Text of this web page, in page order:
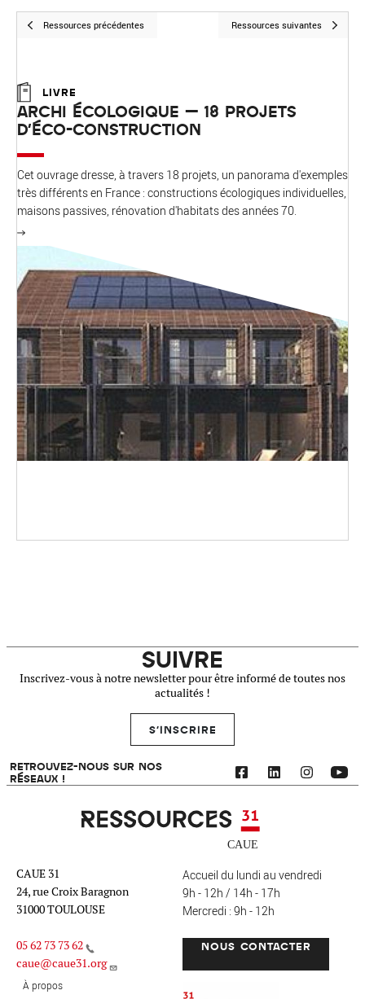
Ressources précédentes Ressources suivantes
LIVRE
ARCHI ÉCOLOGIQUE – 18 PROJETS
D'ÉCO-CONSTRUCTION
Cet ouvrage dresse, à travers 18 projets, un panorama d'exemples
très différents en France : constructions écologiques individuelles,
maisons passives, rénovation d'habitats des années 70.
SUIVRE
Inscrivez-vous à notre newsletter pour être informé de toutes nos
actualités !
S'INSCRIRE
RETROUVEZ-NOUS SUR NOS
RÉSEAUX !
Ressources 31
CAUE 31
24, rue Croix Baragnon
31000 TOULOUSE
05 62 73 73 62
caue@caue31.org
Accueil du lundi au vendredi
9h - 12h / 14h - 17h
Mercredi : 9h - 12h
NOUS CONTACTER
À propos